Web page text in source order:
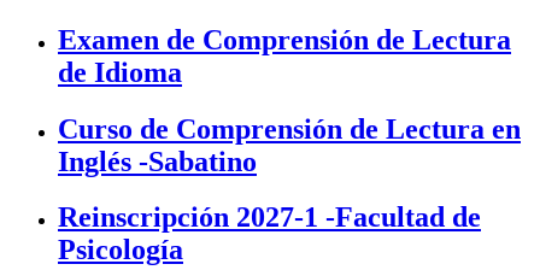
Examen de Comprensión de Lectura
de Idioma
Curso de Comprensión de Lectura en
Inglés -Sabatino
Reinscripción 2027-1 -Facultad de
Psicología